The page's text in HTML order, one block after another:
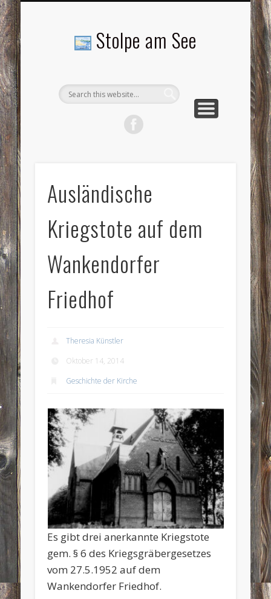
Stolpe am See
Ausländische
Kriegstote auf dem
Wankendorfer
Friedhof
Theresia Künstler
Oktober 14, 2014
Geschichte der Kirche
Es gibt drei anerkannte Kriegstote
gem. § 6 des Kriegsgräbergesetzes
vom 27.5.1952 auf dem
Wankendorfer Friedhof.